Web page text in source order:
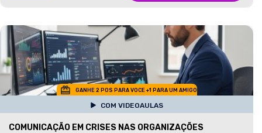
GANHE 2 POS PARA VOCE +1 PARA UM AMIGO
COM VIDEOAULAS
COMUNICAÇÃO EM CRISES NAS ORGANIZAÇÕES